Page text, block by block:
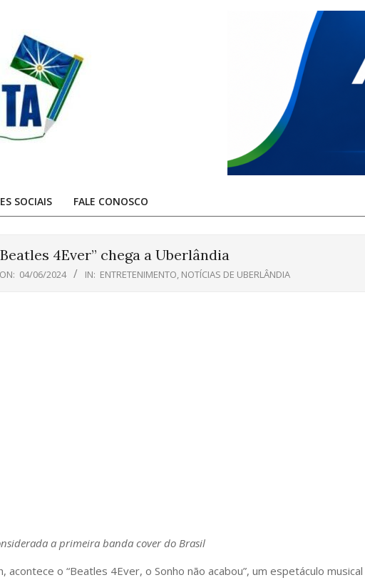
SOCIAIS FALE CONOSCO
4Ever” chega a Uberlândia
ON: 04/06/2024 IN: ENTRETENIMENTO, NOTÍCIAS DE UBERLÂNDIA
a primeira banda cover do Brasil
o “Beatles 4Ever, o Sonho não acabou”, um espetáculo musical